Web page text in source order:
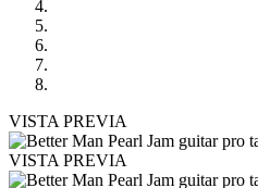
VISTA PREVIA
VISTA PREVIA